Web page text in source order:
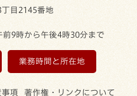
目2145番地
9時から午後4時30分まで
業務時間と所在地
項 著作権・リンクについて